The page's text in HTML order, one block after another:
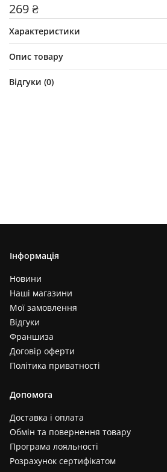
269 ₴
Характеристики
Опис товару
Відгуки (0)
Інформація
Новини
Наші магазини
Мої замовлення
Відгуки
Франшиза
Договір оферти
Політика приватності
Допомога
Доставка і оплата
Обмін та повернення товару
Програма лояльності
Розрахунок сертифікатом